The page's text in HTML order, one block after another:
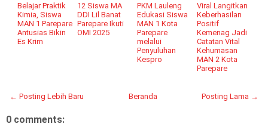
Belajar Praktik
Kimia, Siswa
MAN 1 Parepare
Antusias Bikin
Es Krim
12 Siswa MA
DDI Lil Banat
Parepare Ikuti
OMI 2025
PKM Lauleng
Edukasi Siswa
MAN 1 Kota
Parepare
melalui
Penyuluhan
Kespro
Viral Langitkan
Keberhasilan
Positif
Kemenag Jadi
Catatan Vital
Kehumasan
MAN 2 Kota
Parepare
← Posting Lebih Baru Posting Lama →
Beranda
0 comments: